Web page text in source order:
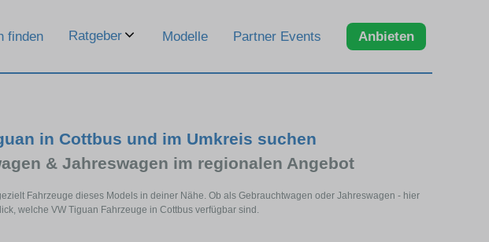
finden Ratgeber Modelle Partner Events Anbieten
in Cottbus und im Umkreis suchen
& Jahreswagen im regionalen Angebot
Fahrzeuge dieses Models in deiner Nähe. Ob als Gebrauchtwagen oder Jahreswagen - hier
welche VW Tiguan Fahrzeuge in Cottbus verfügbar sind.